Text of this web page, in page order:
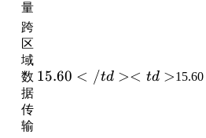
量
跨
区
域
数
据
传
输
15.60</td>
15.60 < /td >< td >15.60